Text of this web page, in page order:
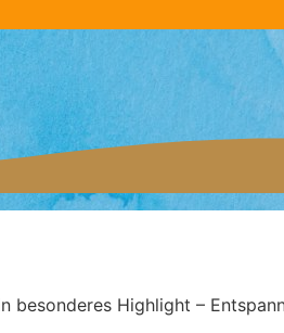
besonderes Highlight –